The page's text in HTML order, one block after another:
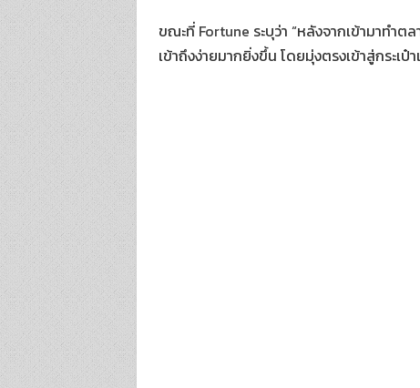
ขณะที่ Fortune ระบุว่า “หลังจากเข้ามาทำ
เข้าถึงง่ายมากยิ่งขึ้น โดยมุ่งตรงเข้าสู่กระ